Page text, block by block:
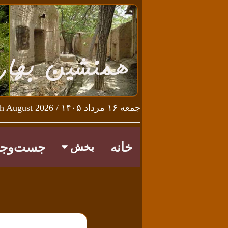
جمعه ۱۶ مرداد ۱۴۰۵ / Friday 7th August 2026
خانه بخش